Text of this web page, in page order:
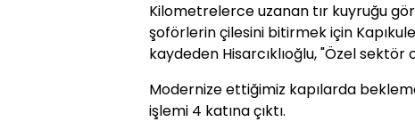
Kilometrelerce uzanan tır kuyruğu
şoförlerin çilesini bitirmek için Kapıkule
kaydeden Hisarcıklıoğlu, "Özel sektör
Modernize ettiğimiz kapılarda
işlemi 4 katına çıktı.